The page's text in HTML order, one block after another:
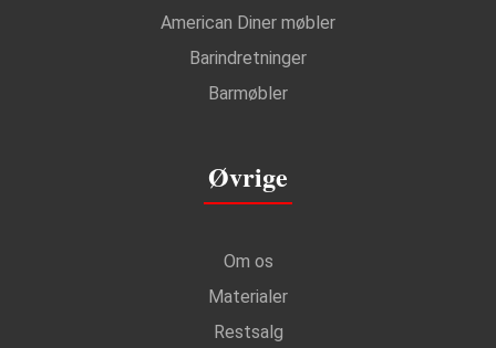
American Diner møbler
Barindretninger
Barmøbler
Øvrige
Om os
Materialer
Restsalg